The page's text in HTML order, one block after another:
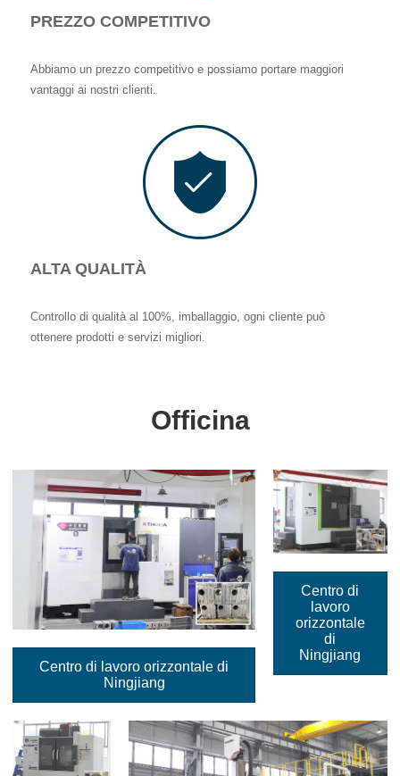
PREZZO COMPETITIVO
Abbiamo un prezzo competitivo e possiamo portare maggiori
vantaggi ai nostri clienti.
ALTA QUALITÀ
Controllo di qualità al 100%, imballaggio, ogni cliente può
ottenere prodotti e servizi migliori.
Officina
Centro di lavoro orizzontale di
Ningjiang
Centro di
lavoro
orizzontale
di
Ningjiang